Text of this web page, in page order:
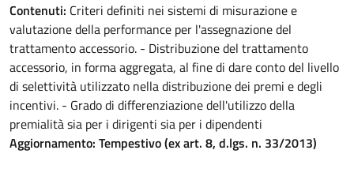
Contenuti: Criteri definiti nei sistemi di misurazione e
valutazione della performance per l'assegnazione del
trattamento accessorio. - Distribuzione del trattamento
accessorio, in forma aggregata, al fine di dare conto del livello
di selettività utilizzato nella distribuzione dei premi e degli
incentivi. - Grado di differenziazione dell'utilizzo della
premialità sia per i dirigenti sia per i dipendenti
Aggiornamento: Tempestivo (ex art. 8, d.lgs. n. 33/2013)